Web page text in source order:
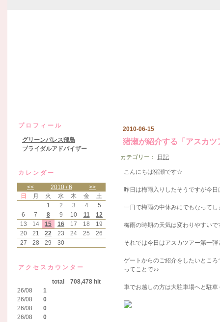
プロフィール
グリーンパレス飛鳥
ブライダルアドバイザー
カレンダー
<< 2010 / 6
>>
日
月 火 水 木 金
土
1
2 3 4
5
6
7 8 9 10 11
12
13
14 15 16 17 18
19
20
21 22 23 24 25
26
27
28 29 30
アクセスカウンター
total 708,478 hit
26/08
1
26/08
0
26/08
0
26/08
0
2010-06-15
猪瀬が紹介する「アスカツ
カテゴリー： 日記
こんにちは猪瀬です☆
昨日は梅雨入りしたそうですが今
一日で梅雨の中休みにでもなって
梅雨の時期の天気は変わりやすいで
それでは今日はアスカツアー第一
ゲートからのご紹介をしたいとこ
ってことで♪♪
車でお越しの方は大駐車場へと駐車